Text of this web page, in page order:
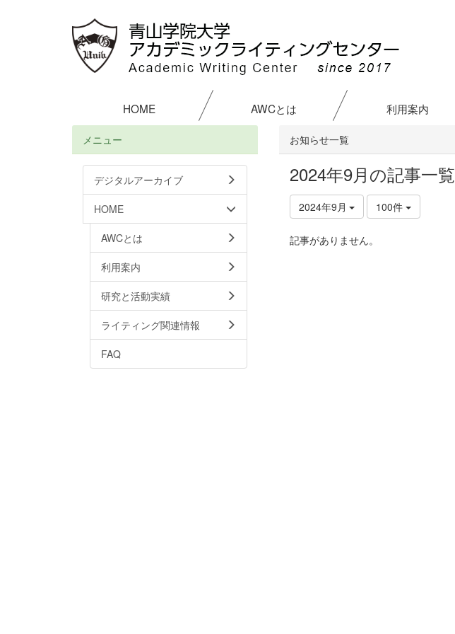
HOME AWCとは 利用案内
お知らせ一覧
2024年9月の記事一覧
2024年9月 100件
記事がありません。
メニュー
デジタルアーカイブ
HOME
AWCとは
利用案内
研究と活動実績
ライティング関連情報
FAQ